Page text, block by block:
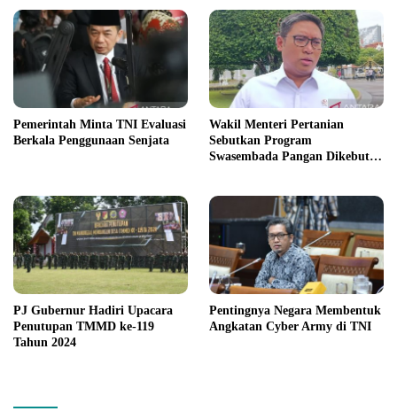
Pemerintah Minta TNI Evaluasi
Berkala Penggunaan Senjata
Wakil Menteri Pertanian
Sebutkan Program
Swasembada Pangan Dikebut
PJ Gubernur Hadiri Upacara
Penutupan TMMD ke-119
Tahun 2024
Pentingnya Negara Membentuk
Angkatan Cyber Army di TNI